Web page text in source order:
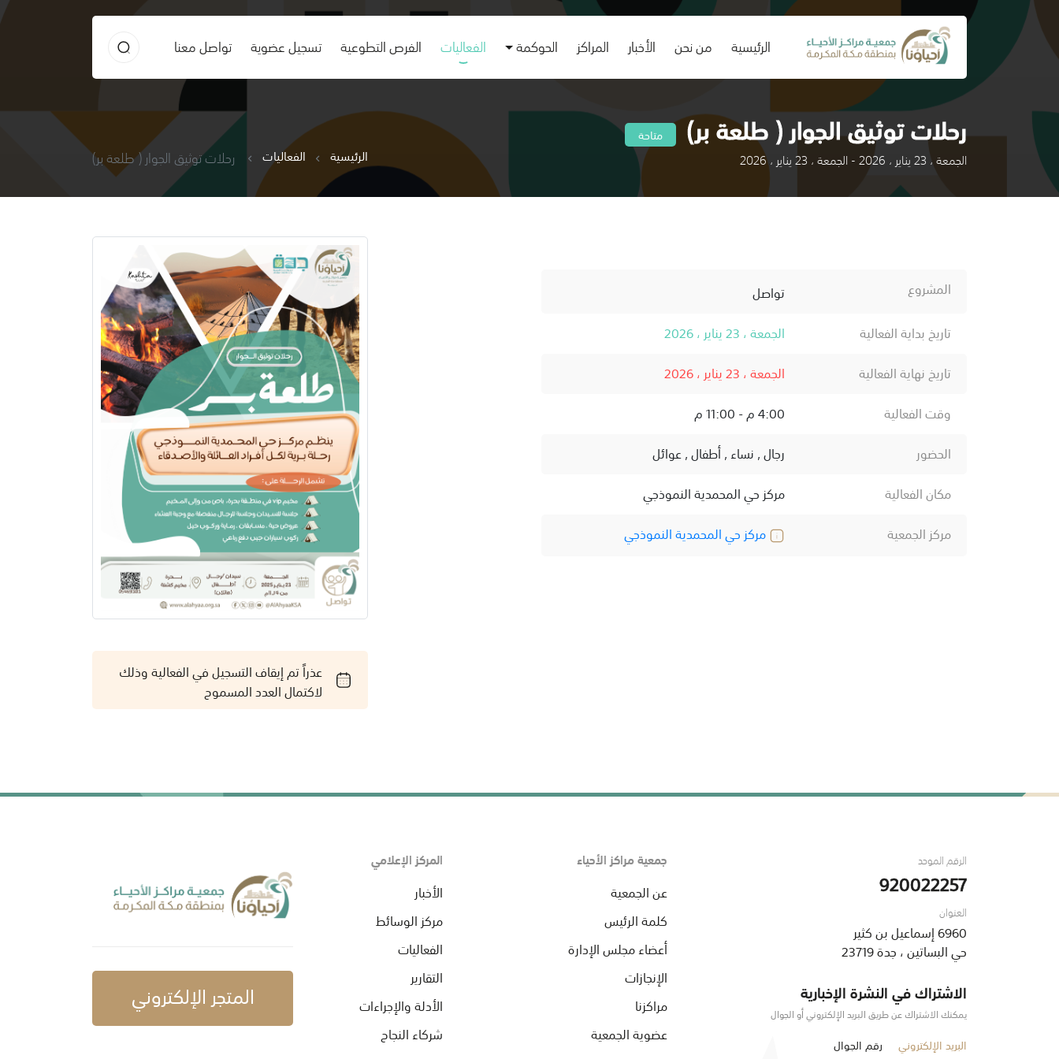
الرئيسية
(current) من نحن الأخبار المراكز الحوكمة الفعاليات الفرص التطوعية تسجيل عضوية تواصل معنا
رحلات توثيق الجوار ( طلعة بر) متاحة
الجمعة ، 23 يناير ، 2026 - الجمعة ، 23 يناير ، 2026 الرئيسية الفعاليات رحلات توثيق الجوار ( طلعة بر)
المشروع
تواصل
تاريخ بداية الفعالية
الجمعة ، 23 يناير ، 2026
تاريخ نهاية الفعالية
الجمعة ، 23 يناير ، 2026
وقت الفعالية
4:00 م - 11:00 م
الحضور
رجال , نساء , أطفال , عوائل
مكان الفعالية
مركز حي المحمدية النموذجي
مركز الجمعية
مركز حي المحمدية النموذجي
عذراً تم إيقاف التسجيل في الفعالية وذلك
لاكتمال العدد المسموح
الرقم الموحد
920022257
العنوان
6960 إسماعيل بن كثير
حي البساتين ، جدة 23719
الاشتراك في النشرة الإخبارية
يمكنك الاشتراك عن طريق البريد الإلكتروني أو الجوال
البريد الإلكتروني رقم الجوال
جمعية مراكز الأحياء
عن الجمعية
كلمة الرئيس
أعضاء مجلس الإدارة
الإنجازات
مراكزنا
عضوية الجمعية
المركز الإعلامي
الأخبار
مركز الوسائط
الفعاليات
التقارير
الأدلة والإجراءات
شركاء النجاح
المتجر الإلكتروني